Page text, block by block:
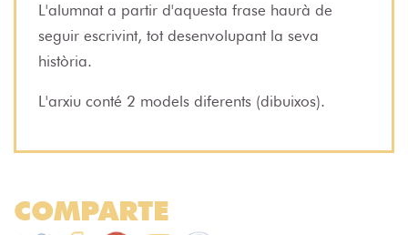
L'alumnat a partir d'aquesta frase haurà de
seguir escrivint, tot desenvolupant la seva
història.
L'arxiu conté 2 models diferents (dibuixos).
COMPARTE